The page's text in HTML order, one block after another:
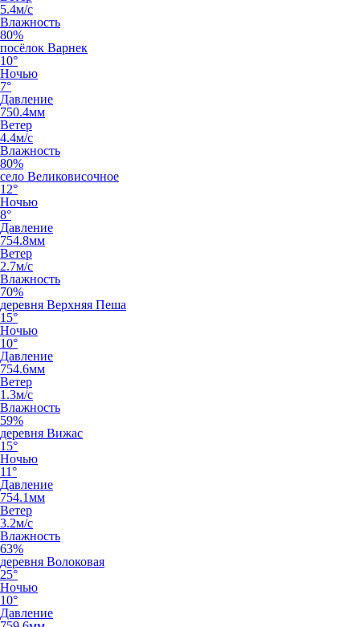
5.4м/с
Влажность
80%
посёлок Варнек
10°
Ночью
7°
Давление
750.4мм
Ветер
4.4м/с
Влажность
80%
село Великовисочное
12°
Ночью
8°
Давление
754.8мм
Ветер
2.7м/с
Влажность
70%
деревня Верхняя Пеша
15°
Ночью
10°
Давление
754.6мм
Ветер
1.3м/с
Влажность
59%
деревня Вижас
15°
Ночью
11°
Давление
754.1мм
Ветер
3.2м/с
Влажность
63%
деревня Волоковая
25°
Ночью
10°
Давление